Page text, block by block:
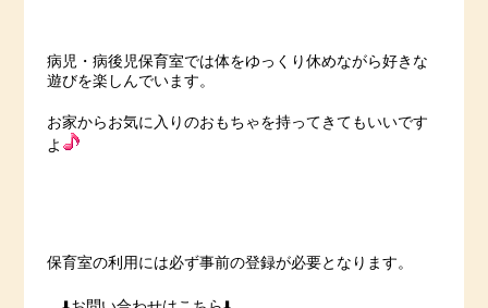
病児・病後児保育室では体をゆっくり休めながら好きな
遊びを楽しんでいます。
お家からお気に入りのおもちゃを持ってきてもいいです
よ
保育室の利用には必ず事前の登録が必要となります。